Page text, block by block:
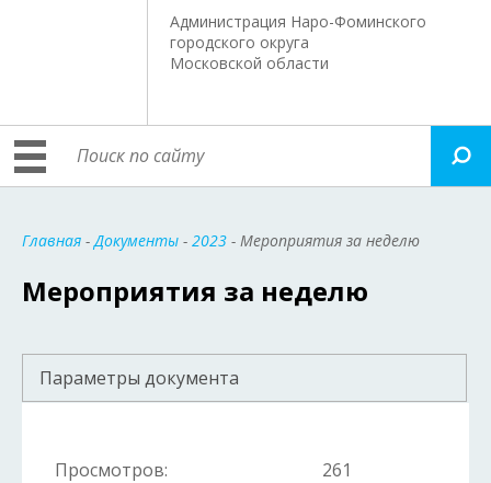
Администрация Наро-Фоминского
городского округа
Московской области
Главная -Документы - 2023 - Мероприятия за неделю
Мероприятия за неделю
Параметры документа
Просмотров:
261